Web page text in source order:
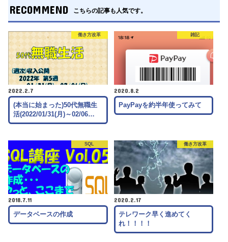
RECOMMEND こちらの記事も人気です。
働き方改革
2022.2.7
(本当に始まった)50代無職生
活(2022/01/31(月)～02/06…
雑記
2020.8.2
PayPayを約半年使ってみて
SQL
2018.7.11
データベースの作成
働き方改革
2020.2.17
テレワーク早く進めてく
れ！！！！